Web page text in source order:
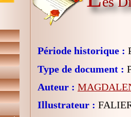
Période historique :
Type de document :
Auteur :
Illustrateur :